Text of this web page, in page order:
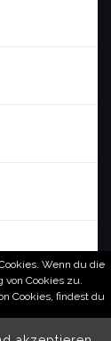
Wenn du die
Cookies zu.
Cookies, findest du